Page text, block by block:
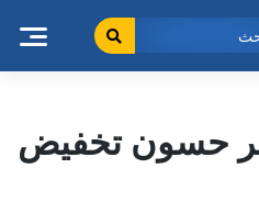
حسون تخفيض